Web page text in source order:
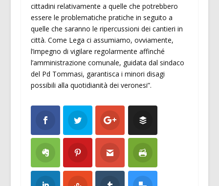
cittadini relativamente a quelle che potrebbero
essere le problematiche pratiche in seguito a
quelle che saranno le ripercussioni dei cantieri in
città. Come Lega ci assumiamo, ovviamente,
l’impegno di vigilare regolarmente affinché
l’amministrazione comunale, guidata dal sindaco
del Pd Tommasi, garantisca i minori disagi
possibili alla quotidianità dei veronesi”.